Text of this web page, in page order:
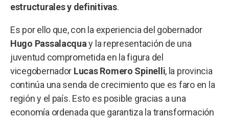
estructurales y definitivas.
Es por ello que, con la experiencia del gobernador
Hugo Passalacquay la representación de una
juventud comprometida en la figura del
vicegobernador Lucas Romero Spinelli, la provincia
continúa una senda de crecimiento que es faro en la
región y el país. Esto es posible gracias a una
economía ordenada que garantiza la transformación